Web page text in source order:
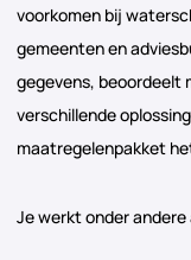
voorkomen bij
gemeenten en
gegevens, beoordeelt
verschillende
maatregelenpakket
Je werkt onder